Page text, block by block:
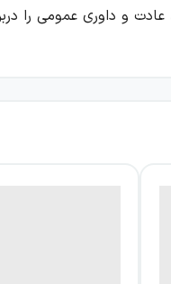
عادت و داوری عمومی را
از جامعه ساخته